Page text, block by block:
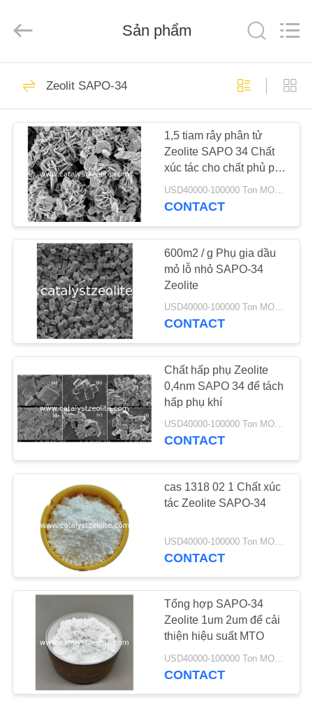
TRANG
CHỦ
CÁC
SẢN
PHẨM
VỀ
CHÚNG
THAM
QUAN
MÁY
KIỂM
SOÁT
CHẤT
LƯỢNG
LIÊN
HỆ
CHÚNG
TỨC
CO.,LTD.
Xúc tác Zeolit
ZSM-5 Zeolit
43
Beta Zeolit
Zeolit ​​SAPO-34
Sản phẩm
Zeolit ​​SAPO-34
1,5 tiam rây phân tử
Zeolite SAPO 34 Chất
xúc tác cho chất phủ phụ
trợ
USD40000-100000 Ton MOQ:1 kg
CONTACT
600m2 / g Phụ gia dầu
mỏ lỗ nhỏ SAPO-34
Zeolite
USD40000-100000 Ton MOQ:1 kg
CONTACT
Chất hấp phụ Zeolite
0,4nm SAPO 34 để tách
hấp phụ khí
USD40000-100000 Ton MOQ:1 kg
CONTACT
cas 1318 02 1 Chất xúc
tác Zeolite SAPO-34
CONTACT
Tổng hợp SAPO-34
Zeolite 1um 2um để cải
thiện hiệu suất MTO
USD40000-100000 Ton MOQ:1 kg
CONTACT